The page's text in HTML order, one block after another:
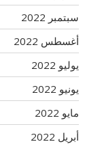
سبتمبر 2022
أغسطس 2022
يوليو 2022
يونيو 2022
مايو 2022
أبريل 2022